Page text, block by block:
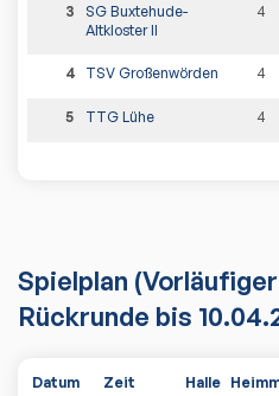
3
SG Buxtehude-
Altkloster II
4
4 TSV Großenwörden 4
5 TTG Lühe 4
Spielplan
Rückrunde bis
Datum Zeit Halle